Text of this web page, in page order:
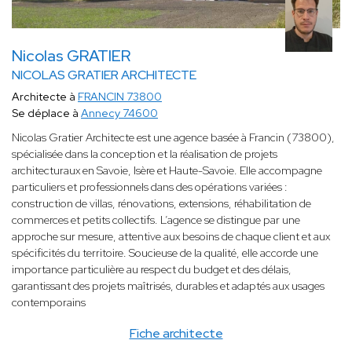
Nicolas GRATIER
NICOLAS GRATIER ARCHITECTE
Fiche architecte
Architecte à FRANCIN 73800
Se déplace à Annecy 74600
Nicolas Gratier Architecte est une agence basée à Francin (73800),
spécialisée dans la conception et la réalisation de projets
architecturaux en Savoie, Isère et Haute-Savoie. Elle accompagne
particuliers et professionnels dans des opérations variées :
construction de villas, rénovations, extensions, réhabilitation de
commerces et petits collectifs. L’agence se distingue par une
approche sur mesure, attentive aux besoins de chaque client et aux
spécificités du territoire. Soucieuse de la qualité, elle accorde une
importance particulière au respect du budget et des délais,
garantissant des projets maîtrisés, durables et adaptés aux usages
contemporains